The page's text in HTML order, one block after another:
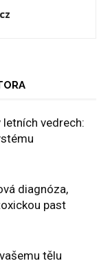
letních vedrech:
diagnóza,
past
tělu